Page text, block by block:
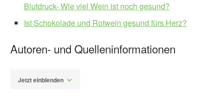
Blutdruck- Wie viel Wein ist noch gesund?
Ist Schokolade und Rotwein gesund fürs Herz?
Autoren- und Quelleninformationen
Jetzt einblenden